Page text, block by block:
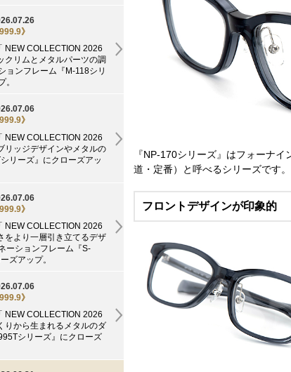
『NP-170シリーズ』はフォーナ
道・定番）と呼べるシリーズです。
フロントデザインが印象的
999.9》
NEW COLLECTION 2026
クリムとメタルパーツの調
ョンフレーム『M-118シリ
。
999.9》
NEW COLLECTION 2026
リッジデザインやメタルの
リーズ』にクローズアッ
999.9》
NEW COLLECTION 2026
をより一層引き立てるデザ
ーションフレーム『S-
ズアップ。
999.9》
NEW COLLECTION 2026
りから生まれるメタルのダ
シリーズ』にクローズ